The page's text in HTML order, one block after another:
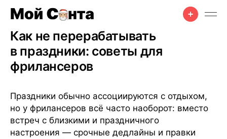
Офис • Советы • 3 сент. 2025 г.
Как не перерабатывать
в праздники: советы для
фрилансеров
Праздники обычно ассоциируются с отдыхом,
но у фрилансеров всё часто наоборот: вместо
встреч с близкими и праздничного
настроения — срочные дедлайны и правки